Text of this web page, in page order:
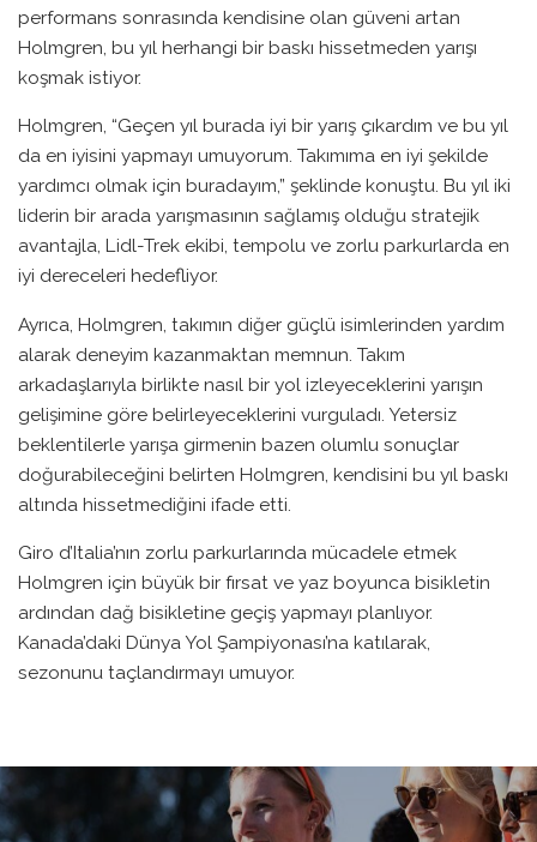
performans sonrasında kendisine olan güveni artan
Holmgren, bu yıl herhangi bir baskı hissetmeden yarışı
koşmak istiyor.
Holmgren, “Geçen yıl burada iyi bir yarış çıkardım ve bu yıl
da en iyisini yapmayı umuyorum. Takımıma en iyi şekilde
yardımcı olmak için buradayım,” şeklinde konuştu. Bu yıl iki
liderin bir arada yarışmasının sağlamış olduğu stratejik
avantajla, Lidl-Trek ekibi, tempolu ve zorlu parkurlarda en
iyi dereceleri hedefliyor.
Ayrıca, Holmgren, takımın diğer güçlü isimlerinden yardım
alarak deneyim kazanmaktan memnun. Takım
arkadaşlarıyla birlikte nasıl bir yol izleyeceklerini yarışın
gelişimine göre belirleyeceklerini vurguladı. Yetersiz
beklentilerle yarışa girmenin bazen olumlu sonuçlar
doğurabileceğini belirten Holmgren, kendisini bu yıl baskı
altında hissetmediğini ifade etti.
Giro d’Italia’nın zorlu parkurlarında mücadele etmek
Holmgren için büyük bir fırsat ve yaz boyunca bisikletin
ardından dağ bisikletine geçiş yapmayı planlıyor.
Kanada’daki Dünya Yol Şampiyonası’na katılarak,
sezonunu taçlandırmayı umuyor.